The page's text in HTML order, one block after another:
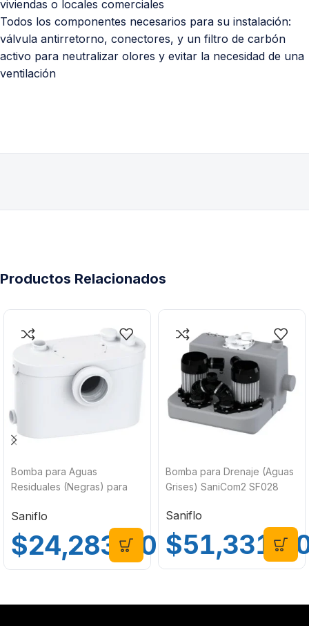
viviendas o locales comerciales
Todos los componentes necesarios para su instalación:
válvula antirretorno, conectores, y un filtro de carbón
activo para neutralizar olores y evitar la necesidad de una
ventilación
Productos Relacionados
Bomba para Aguas
Residuales (Negras) para
Sanipro Up SF034
Saniflo
$24,283.00
Bomba para Drenaje (Aguas
Grises) SaniCom2 SF028
Saniflo
$